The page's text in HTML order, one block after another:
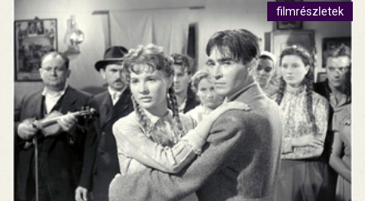
filmrészletek